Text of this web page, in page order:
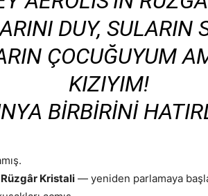
DUY, SULARIN
ÇOCUĞUYUM
KIZIYIM!
BIRBIRINI
Kristali — yeniden parlamaya